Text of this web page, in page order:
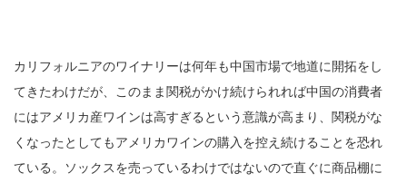
カリフォルニアのワイナリーは何年も中国市場で地道に開拓をし
てきたわけだが、このまま関税がかけ続けられれば中国の消費者
にはアメリカ産ワインは高すぎるという意識が高まり、関税がな
くなったとしてもアメリカワインの購入を控え続けることを恐れ
ている。ソックスを売っているわけではないので直ぐに商品棚に